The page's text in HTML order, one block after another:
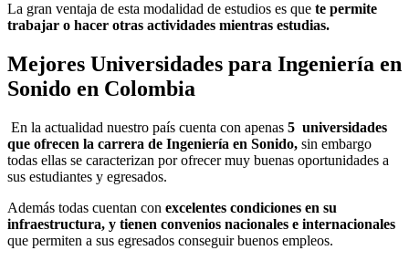
La gran ventaja de esta modalidad de estudios es que te permite
trabajar o hacer otras actividades mientras estudias.
Mejores Universidades para Ingeniería en
Sonido en Colombia
En la actualidad nuestro país cuenta con apenas 5 universidades
que ofrecen la carrera de Ingeniería en Sonido, sin embargo
todas ellas se caracterizan por ofrecer muy buenas oportunidades a
sus estudiantes y egresados.
Además todas cuentan con excelentes condiciones en su
infraestructura, y tienen convenios nacionales e internacionales
que permiten a sus egresados conseguir buenos empleos.